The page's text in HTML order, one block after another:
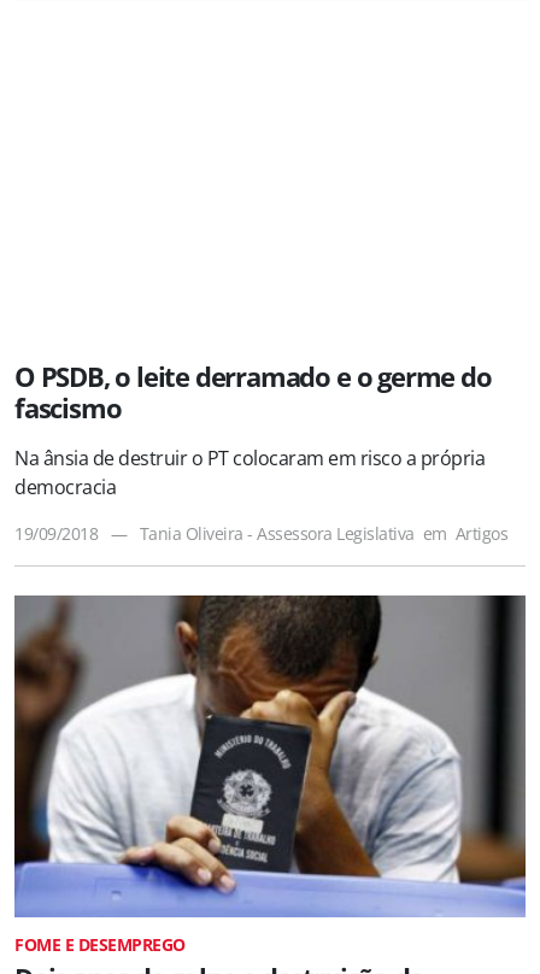
O PSDB, o leite derramado e o germe do
fascismo
Na ânsia de destruir o PT colocaram em risco a própria
democracia
19/09/2018 — Tania Oliveira - Assessora Legislativa em Artigos
FOME E DESEMPREGO